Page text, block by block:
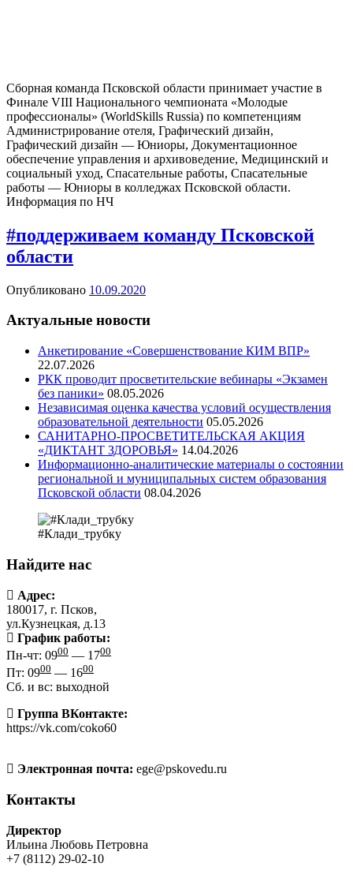
Сборная команда Псковской области принимает участие в
Финале VIII Национального чемпионата «Молодые
профессионалы» (WorldSkills Russia) по компетенциям
Администрирование отеля, Графический дизайн,
Графический дизайн — Юниоры, Документационное
обеспечение управления и архивоведение, Медицинский и
социальный уход, Спасательные работы, Спасательные
работы — Юниоры в колледжах Псковской области.
Информация по НЧ
#поддерживаем команду Псковской
области
Опубликовано 10.09.2020
Актуальные новости
Анкетирование «Совершенствование КИМ ВПР»
22.07.2026
РКК проводит просветительские вебинары «Экзамен
без паники» 08.05.2026
Независимая оценка качества условий осуществления
образовательной деятельности 05.05.2026
САНИТАРНО-ПРОСВЕТИТЕЛЬСКАЯ АКЦИЯ
«ДИКТАНТ ЗДОРОВЬЯ» 14.04.2026
Информационно-аналитические материалы о состоянии
региональной и муниципальных систем образования
Псковской области 08.04.2026
#Клади_трубку
Найдите нас
Адрес:
180017, г. Псков,
ул.Кузнецкая, д.13
График работы:
Пн-чт: 0900 — 1700
Пт: 0900 — 1600
Сб. и вс: выходной
Группа ВКонтакте:
https://vk.com/coko60
Электронная почта: ege@pskovedu.ru
Контакты
Директор
Ильина Любовь Петровна
+7 (8112) 29-02-10